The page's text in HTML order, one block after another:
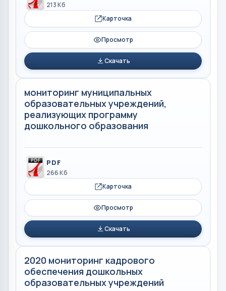
213 Кб
Карточка
Просмотр
Скачать
мониторинг муниципальных
образовательных учреждений,
реализующих программу
дошкольного образования
PDF
266 Кб
Карточка
Просмотр
Скачать
2020 мониторинг кадрового
обеспечения дошкольных
образовательных учреждений